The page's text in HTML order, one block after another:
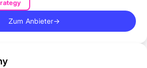
Zum Anbieter→